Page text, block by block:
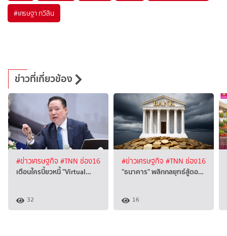
#เศรษฐา ทวีสิน
ข่าวที่เกี่ยวข้อง
#ข่าวเศรษฐกิจ #TNN ช่อง16
เตือนใครบี้ยวหนี้ "Virtual…
32
#ข่าวเศรษฐกิจ #TNN ช่อง16
"ธนาคาร" พลิกกลยุทธ์สู้ดอ…
16